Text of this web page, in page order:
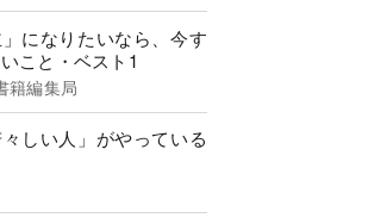
」になりたいなら、今す
こと・ベスト1
籍編集局
々しい人」がやっている